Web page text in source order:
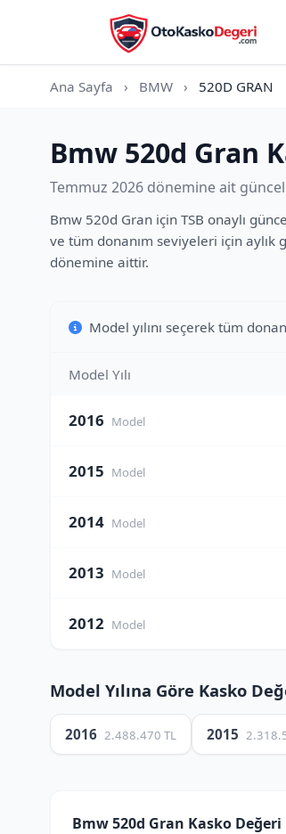
Ana Sayfa › BMW › 520D GRAN
Bmw 520d Gran
Temmuz 2026 dönemine ait
Bmw 520d Gran için TSB onaylı
ve tüm donanım seviyeleri için
dönemine aittir.
Model yılını seçerek tüm
Model Yılı
2016 Model
2015 Model
2014 Model
2013 Model
2012 Model
Model Yılına Göre Kasko
2016 2.488.470 TL 2015
Bmw 520d Gran Kasko Değeri